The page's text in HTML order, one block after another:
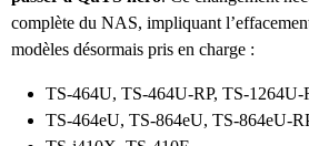
complète du NAS, impliquant
modèles désormais pris en charge :
TS-464U, TS-464U-RP, TS-1264U-
TS-464eU, TS-864eU, TS-864eU-